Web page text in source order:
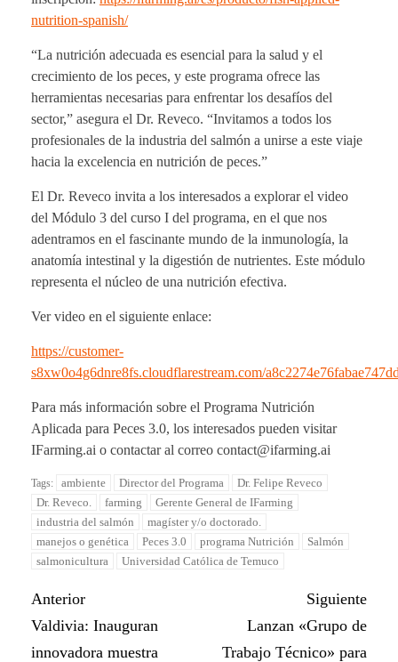
nutrition-spanish/
“La nutrición adecuada es esencial para la salud y el
crecimiento de los peces, y este programa ofrece las
herramientas necesarias para enfrentar los desafíos del
sector,” asegura el Dr. Reveco. “Invitamos a todos los
profesionales de la industria del salmón a unirse a este viaje
hacia la excelencia en nutrición de peces.”
El Dr. Reveco invita a los interesados a explorar el video
del Módulo 3 del curso I del programa, en el que nos
adentramos en el fascinante mundo de la inmunología, la
anatomía intestinal y la digestión de nutrientes. Este módulo
representa el núcleo de una nutrición efectiva.
Ver video en el siguiente enlace:
https://customer-
s8xw0o4g6dnre8fs.cloudflarestream.com/
Para más información sobre el Programa Nutrición
Aplicada para Peces 3.0, los interesados pueden visitar
IFarming.ai o contactar al correo contact@ifarming.ai
Tags: ambiente Director del Programa
Dr. Felipe Reveco
Dr. Reveco.
farming
Gerente General de IFarming
industria del salmón
magíster y/o doctorado.
manejos o genética
Peces 3.0 programa Nutrición
Salmón
salmonicultura
Universidad Católica de Temuco
Anterior
Valdivia: Inauguran
innovadora muestra
Siguiente
Lanzan «Grupo de
Trabajo Técnico» para